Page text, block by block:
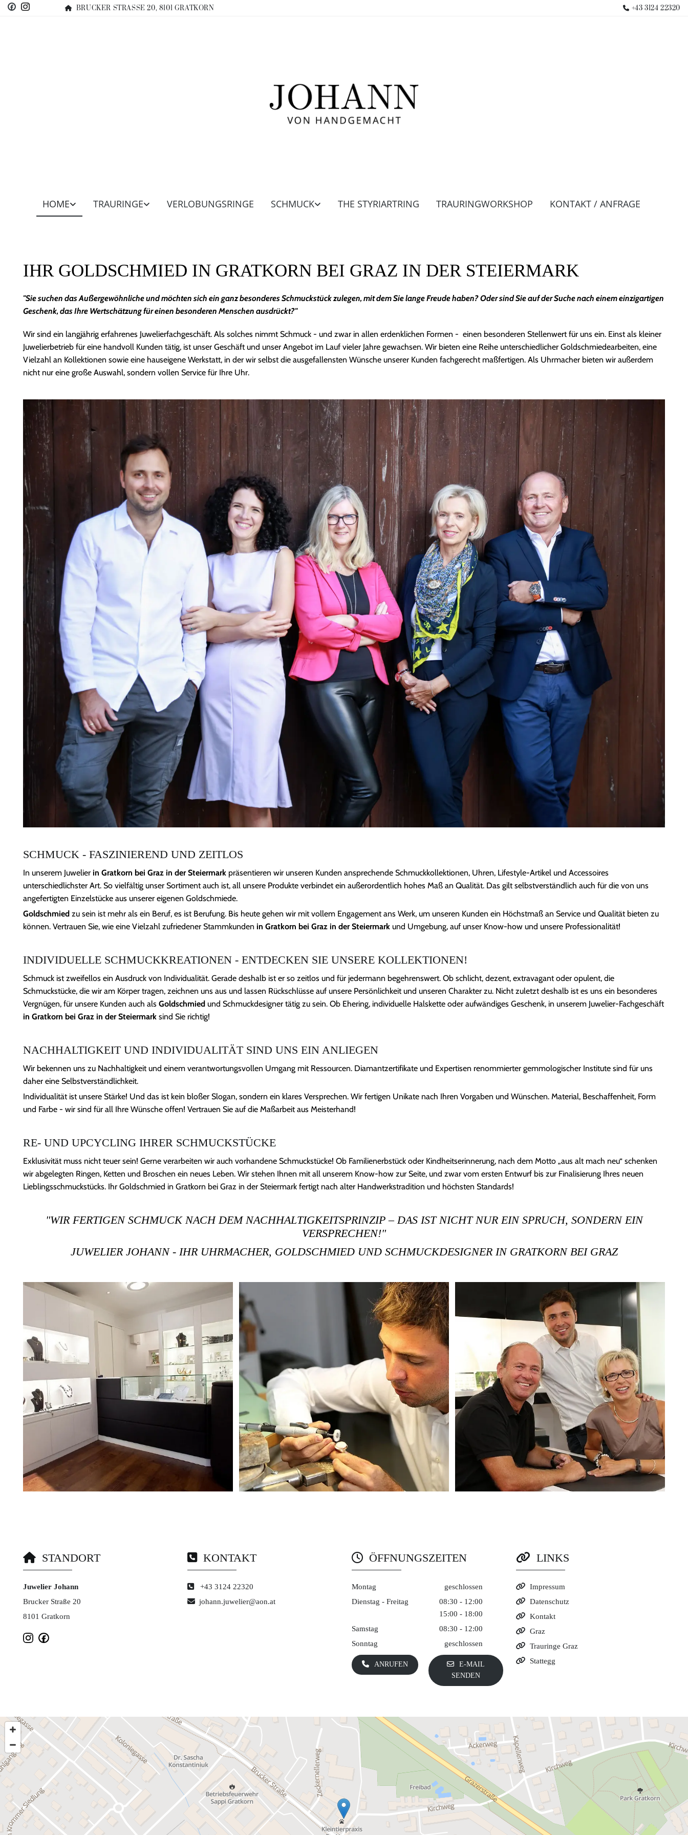
 BRUCKER STRASSE 20, 8101 GRATKORN  +43 3124 22320
HOME TRAURINGE VERLOBUNGSRINGE SCHMUCK THE STYRIARTRING TRAURINGWORKSHOP KONTAKT / ANFRAGE
IHR GOLDSCHMIED IN GRATKORN BEI GRAZ IN DER STEIERMARK
"Sie suchen das Außergewöhnliche und möchten sich ein ganz besonderes Schmuckstück zulegen, mit dem Sie lange Freude haben? Oder sind Sie auf der Suche nach einem einzigartigen
Geschenk, das Ihre Wertschätzung für einen besonderen Menschen ausdrückt?"
Wir sind ein langjährig erfahrenes Juwelierfachgeschäft. Als solches nimmt Schmuck - und zwar in allen erdenklichen Formen - einen besonderen Stellenwert für uns ein. Einst als kleiner
Juwelierbetrieb für eine handvoll Kunden tätig, ist unser Geschäft und unser Angebot im Lauf vieler Jahre gewachsen. Wir bieten eine Reihe unterschiedlicher Goldschmiedearbeiten, eine
Vielzahl an Kollektionen sowie eine hauseigene Werkstatt, in der wir selbst die ausgefallensten Wünsche unserer Kunden fachgerecht maßfertigen. Als Uhrmacher bieten wir außerdem
nicht nur eine große Auswahl, sondern vollen Service für Ihre Uhr.
SCHMUCK - FASZINIEREND UND ZEITLOS
In unserem Juwelier in Gratkorn bei Graz in der Steiermark präsentieren wir unseren Kunden ansprechende Schmuckkollektionen, Uhren, Lifestyle-Artikel und Accessoires
unterschiedlichster Art. So vielfältig unser Sortiment auch ist, all unsere Produkte verbindet ein außerordentlich hohes Maß an Qualität. Das gilt selbstverständlich auch für die von uns
angefertigten Einzelstücke aus unserer eigenen Goldschmiede.
Goldschmied zu sein ist mehr als ein Beruf, es ist Berufung. Bis heute gehen wir mit vollem Engagement ans Werk, um unseren Kunden ein Höchstmaß an Service und Qualität bieten zu
können. Vertrauen Sie, wie eine Vielzahl zufriedener Stammkunden in Gratkorn bei Graz in der Steiermark und Umgebung, auf unser Know-how und unsere Professionalität!
INDIVIDUELLE SCHMUCKKREATIONEN - ENTDECKEN SIE UNSERE KOLLEKTIONEN!
Schmuck ist zweifellos ein Ausdruck von Individualität. Gerade deshalb ist er so zeitlos und für jedermann begehrenswert. Ob schlicht, dezent, extravagant oder opulent, die
Schmuckstücke, die wir am Körper tragen, zeichnen uns aus und lassen Rückschlüsse auf unsere Persönlichkeit und unseren Charakter zu. Nicht zuletzt deshalb ist es uns ein besonderes
Vergnügen, für unsere Kunden auch als Goldschmied und Schmuckdesigner tätig zu sein. Ob Ehering, individuelle Halskette oder aufwändiges Geschenk, in unserem Juwelier-Fachgeschäft
in Gratkorn bei Graz in der Steiermark sind Sie richtig!
NACHHALTIGKEIT UND INDIVIDUALITÄT SIND UNS EIN ANLIEGEN
Wir bekennen uns zu Nachhaltigkeit und einem verantwortungsvollen Umgang mit Ressourcen. Diamantzertifikate und Expertisen renommierter gemmologischer Institute sind für uns
daher eine Selbstverständlichkeit.
Individualität ist unsere Stärke! Und das ist kein bloßer Slogan, sondern ein klares Versprechen. Wir fertigen Unikate nach Ihren Vorgaben und Wünschen. Material, Beschaffenheit, Form
und Farbe - wir sind für all Ihre Wünsche offen! Vertrauen Sie auf die Maßarbeit aus Meisterhand!
RE- UND UPCYCLING IHRER SCHMUCKSTÜCKE
Exklusivität muss nicht teuer sein! Gerne verarbeiten wir auch vorhandene Schmuckstücke! Ob Familienerbstück oder Kindheitserinnerung, nach dem Motto „aus alt mach neu“ schenken
wir abgelegten Ringen, Ketten und Broschen ein neues Leben. Wir stehen Ihnen mit all unserem Know-how zur Seite, und zwar vom ersten Entwurf bis zur Finalisierung Ihres neuen
Lieblingsschmuckstücks. Ihr Goldschmied in Gratkorn bei Graz in der Steiermark fertigt nach alter Handwerkstradition und höchsten Standards!
"WIR FERTIGEN SCHMUCK NACH DEM NACHHALTIGKEITSPRINZIP – DAS IST NICHT NUR EIN SPRUCH, SONDERN EIN
VERSPRECHEN!"
JUWELIER JOHANN - IHR UHRMACHER, GOLDSCHMIED UND SCHMUCKDESIGNER IN GRATKORN BEI GRAZ
 STANDORT
Juwelier Johann
Brucker Straße 20
8101 Gratkorn
KONTAKT
 +43 3124 22320
 johann.juwelier@aon.at
 ÖFFNUNGSZEITEN
Montag
geschlossen
Dienstag - Freitag
08:30 - 12:00
15:00 - 18:00
Samstag
08:30 - 12:00
Sonntag
geschlossen
ANRUFEN
E-MAIL
SENDEN
 LINKS
 Impressum
 Datenschutz
 Kontakt
 Graz
 Trauringe Graz
 Stattegg